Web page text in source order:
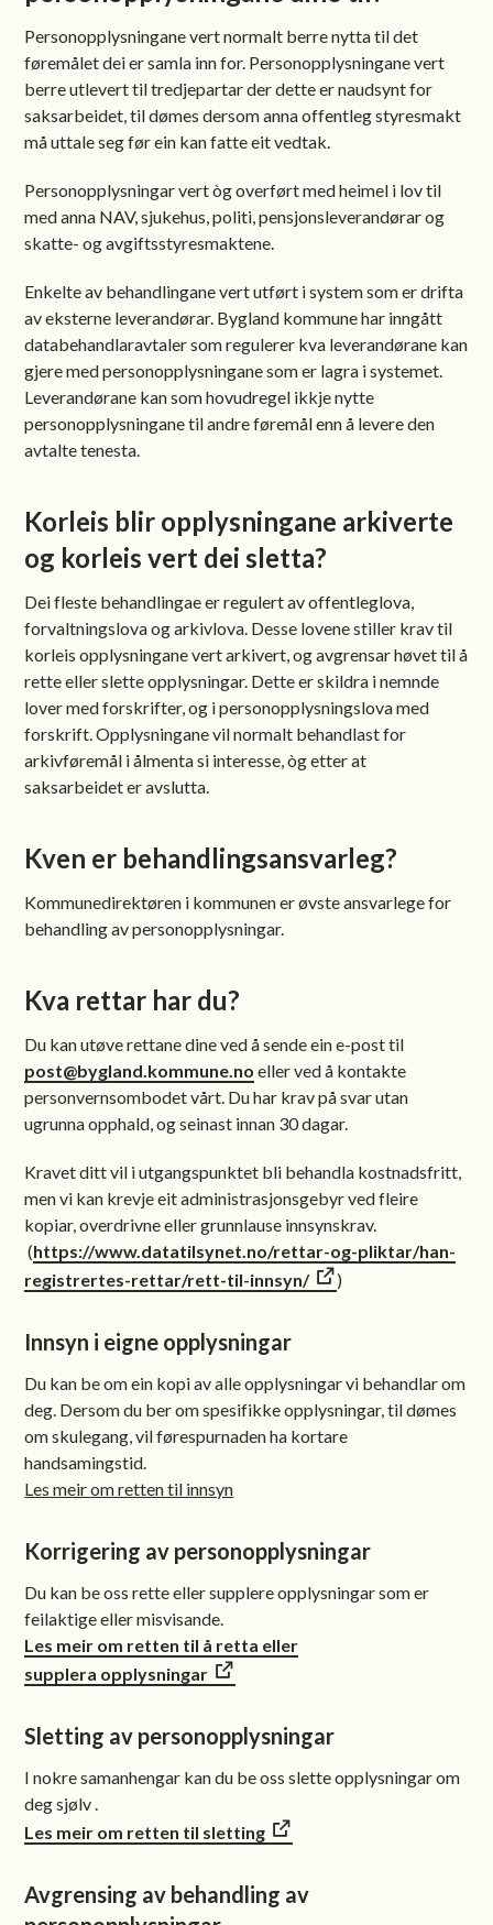
Personopplysningane vert normalt berre nytta til det
føremålet dei er samla inn for. Personopplysningane vert
berre utlevert til tredjepartar der dette er naudsynt for
saksarbeidet, til dømes dersom anna offentleg styresmakt
må uttale seg før ein kan fatte eit vedtak.
Personopplysningar vert òg overført med heimel i lov til
med anna NAV, sjukehus, politi, pensjonsleverandørar og
skatte- og avgiftsstyresmaktene.
Enkelte av behandlingane vert utført i system som er drifta
av eksterne leverandørar. Bygland kommune har inngått
databehandlaravtaler som regulerer kva leverandørane kan
gjere med personopplysningane som er lagra i systemet.
Leverandørane kan som hovudregel ikkje nytte
personopplysningane til andre føremål enn å levere den
avtalte tenesta.
Korleis blir opplysningane arkiverte
og korleis vert dei sletta?
Dei fleste behandlingae er regulert av offentleglova,
forvaltningslova og arkivlova. Desse lovene stiller krav til
korleis opplysningane vert arkivert, og avgrensar høvet til å
rette eller slette opplysningar. Dette er skildra i nemnde
lover med forskrifter, og i personopplysningslova med
forskrift. Opplysningane vil normalt behandlast for
arkivføremål i ålmenta si interesse, òg etter at
saksarbeidet er avslutta.
Kven er behandlingsansvarleg?
Kommunedirektøren i kommunen er øvste ansvarlege for
behandling av personopplysningar.
Kva rettar har du?
Du kan utøve rettane dine ved å sende ein e-post til
post@bygland.kommune.no eller ved å kontakte
personvernsombodet vårt. Du har krav på svar utan
ugrunna opphald, og seinast innan 30 dagar.
Kravet ditt vil i utgangspunktet bli behandla kostnadsfritt,
men vi kan krevje eit administrasjonsgebyr ved fleire
kopiar, overdrivne eller grunnlause innsynskrav.
(https://www.datatilsynet.no/rettar-og-pliktar/han-
registrertes-rettar/rett-til-innsyn/
)
Innsyn i eigne opplysningar
Du kan be om ein kopi av alle opplysningar vi behandlar om
deg. Dersom du ber om spesifikke opplysningar, til dømes
om skulegang, vil førespurnaden ha kortare
handsamingstid.
Les meir om retten til innsyn
Korrigering av personopplysningar
Du kan be oss rette eller supplere opplysningar som er
feilaktige eller misvisande.
Les meir om retten til å retta eller
supplera opplysningar
Sletting av personopplysningar
I nokre samanhengar kan du be oss slette opplysningar om
deg sjølv .
Les meir om retten til sletting
Avgrensing av behandling av